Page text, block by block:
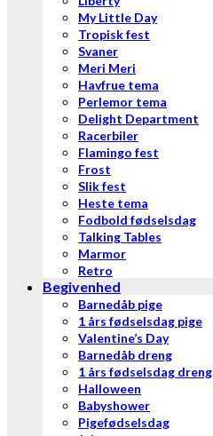
My Little Day
Tropisk fest
Svaner
Meri Meri
Havfrue tema
Perlemor tema
Delight Department
Racerbiler
Flamingo fest
Frost
Slik fest
Heste tema
Fodbold fødselsdag
Talking Tables
Marmor
Retro
Begivenhed
Barnedåb pige
1 års fødselsdag pige
Valentine’s Day
Barnedåb dreng
1 års fødselsdag dreng
Halloween
Babyshower
Pigefødselsdag